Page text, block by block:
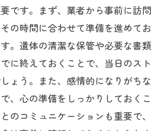
ちを伝える演出
いを叶える火葬計画
にするための準備
葬を実現するための工夫
を利用する際の流れと成功の秘
火葬を成功させるためのポイン
です。まず、業者から事前に訪問
の時間に合わせて準備を進めてお
。遺体の清潔な保管や必要な書類
に終えておくことで、当日のスト
ょう。また、感情的になりがちな
、心の準備をしっかりしておくこ
のコミュニケーションも重要で、